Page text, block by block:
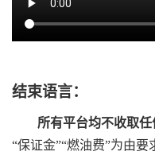
结束语言：
所有平台均不收取任
“保证金”“燃油费”为由要